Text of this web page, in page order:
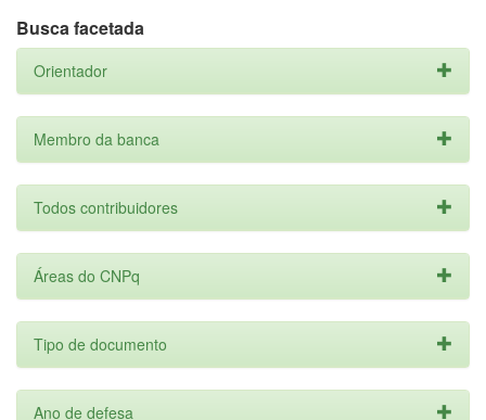
Busca facetada
Orientador
Membro da banca
Todos contribuidores
Áreas do CNPq
Tipo de documento
Ano de defesa